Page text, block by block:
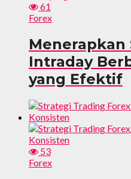
61
Forex
Intraday
yang Efektif
53
Forex